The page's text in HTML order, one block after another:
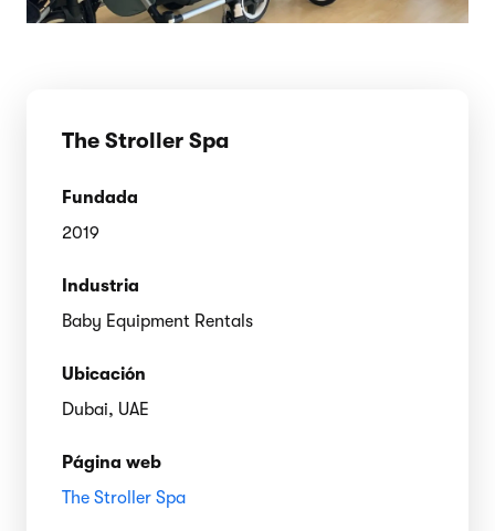
The Stroller Spa
Fundada
2019
Industria
Baby Equipment Rentals
Ubicación
Dubai, UAE
Página web
The Stroller Spa